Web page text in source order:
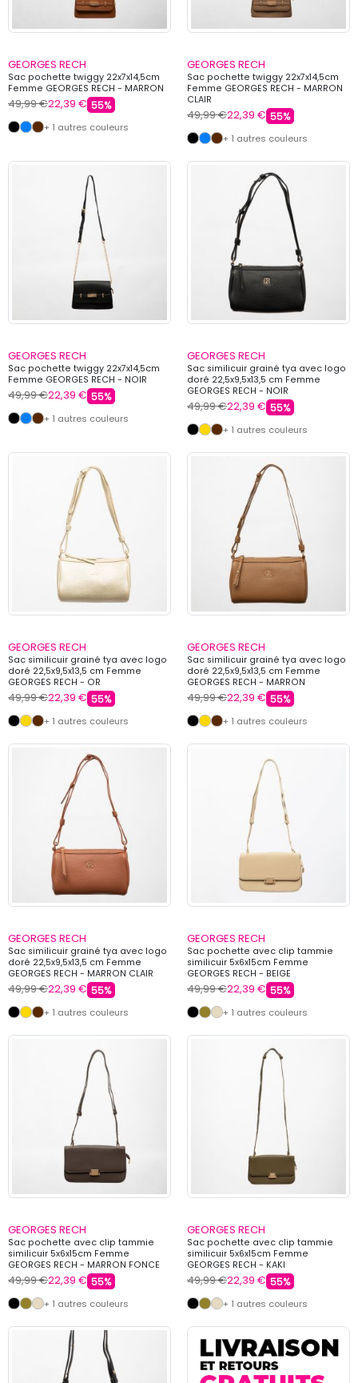
GEORGES RECH
Sac pochette twiggy 22x7x14,5cm
Femme GEORGES RECH - MARRON
49,99 €22,39 € 55%
+ 1 autres couleurs
GEORGES RECH
Sac pochette twiggy 22x7x14,5cm
Femme GEORGES RECH - MARRON
CLAIR
49,99 €22,39 € 55%
+ 1 autres couleurs
GEORGES RECH
Sac pochette twiggy 22x7x14,5cm
Femme GEORGES RECH - NOIR
49,99 €22,39 € 55%
+ 1 autres couleurs
GEORGES RECH
Sac similicuir grainé tya avec logo
doré 22,5x9,5x13,5 cm Femme
GEORGES RECH - NOIR
49,99 €22,39 € 55%
+ 1 autres couleurs
GEORGES RECH
Sac similicuir grainé tya avec logo
doré 22,5x9,5x13,5 cm Femme
GEORGES RECH - OR
49,99 €22,39 € 55%
+ 1 autres couleurs
GEORGES RECH
Sac similicuir grainé tya avec logo
doré 22,5x9,5x13,5 cm Femme
GEORGES RECH - MARRON
49,99 €22,39 € 55%
+ 1 autres couleurs
GEORGES RECH
Sac similicuir grainé tya avec logo
doré 22,5x9,5x13,5 cm Femme
GEORGES RECH - MARRON CLAIR
49,99 €22,39 € 55%
+ 1 autres couleurs
GEORGES RECH
Sac pochette avec clip tammie
similicuir 5x6x15cm Femme
GEORGES RECH - BEIGE
49,99 €22,39 € 55%
+ 1 autres couleurs
GEORGES RECH
Sac pochette avec clip tammie
similicuir 5x6x15cm Femme
GEORGES RECH - MARRON FONCE
49,99 €22,39 € 55%
+ 1 autres couleurs
GEORGES RECH
Sac pochette avec clip tammie
similicuir 5x6x15cm Femme
GEORGES RECH - KAKI
49,99 €22,39 € 55%
+ 1 autres couleurs